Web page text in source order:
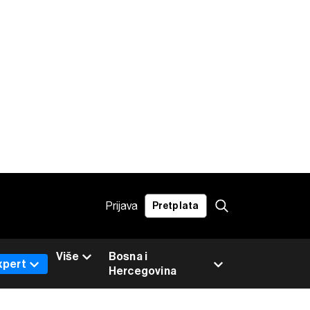
Prijava Pretplata
Bosna i
Hercegovina
Više